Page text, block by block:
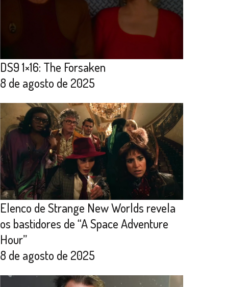
DS9 1×16: The Forsaken
8 de agosto de 2025
Elenco de Strange New Worlds revela
os bastidores de “A Space Adventure
Hour”
8 de agosto de 2025